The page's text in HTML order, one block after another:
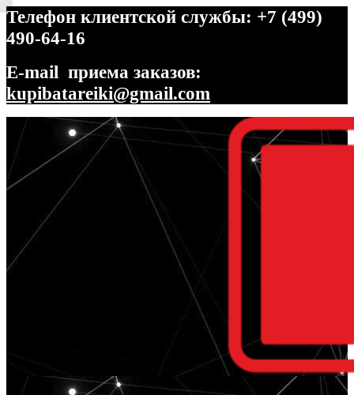
Телефон клиентской службы: +7 (499)
490-64-16
E-mail приема заказов:
kupibatareiki@gmail.com
Перейти
навигации
Перейти
содержимому